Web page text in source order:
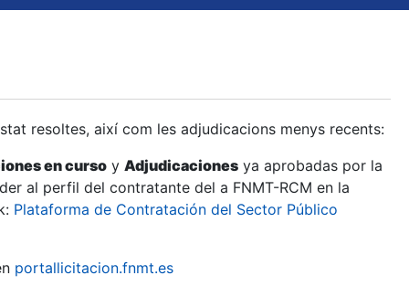
resoltes, així com les adjudicacions menys recents:
en curso y Adjudicaciones ya aprobadas por la
al perfil del contratante del a FNMT-RCM en la
Plataforma de Contratación del Sector Público
portallicitacion.fnmt.es